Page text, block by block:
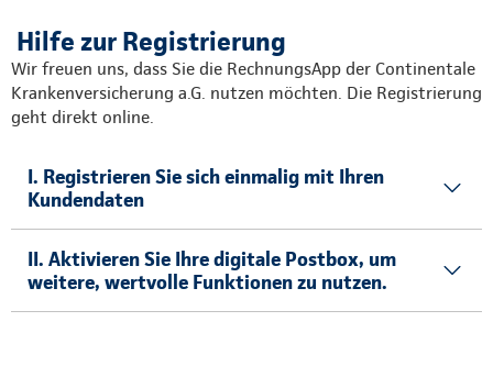
Hilfe zur Registrierung
Wir freuen uns, dass Sie die RechnungsApp der Continentale
Krankenversicherung a.G. nutzen möchten. Die Registrierung
geht direkt online.
I. Registrieren Sie sich einmalig mit Ihren
Kundendaten
II. Aktivieren Sie Ihre digitale Postbox, um
weitere, wertvolle Funktionen zu nutzen.